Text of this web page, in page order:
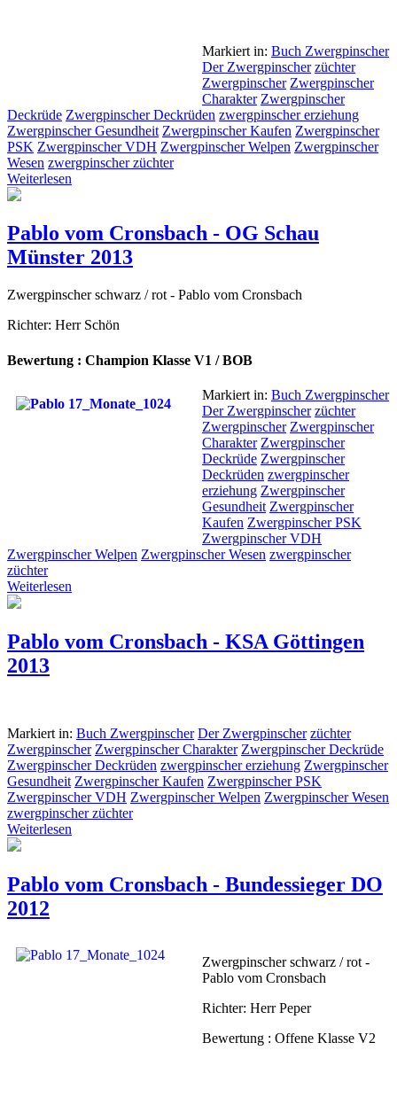
Markiert in: Buch Zwergpinscher
Der Zwergpinscher züchter
Zwergpinscher Zwergpinscher
Charakter Zwergpinscher
Deckrüde Zwergpinscher Deckrüden zwergpinscher erziehung
Zwergpinscher Gesundheit Zwergpinscher Kaufen Zwergpinscher
PSK Zwergpinscher VDH Zwergpinscher Welpen Zwergpinscher
Wesen zwergpinscher züchter
Weiterlesen
Pablo vom Cronsbach - OG Schau
Münster 2013
Zwergpinscher schwarz / rot - Pablo vom Cronsbach
Richter: Herr Schön
Bewertung : Champion Klasse V1 / BOB
Markiert in: Buch Zwergpinscher
Der Zwergpinscher züchter
Zwergpinscher Zwergpinscher
Charakter Zwergpinscher
Deckrüde Zwergpinscher
Deckrüden zwergpinscher
erziehung Zwergpinscher
Gesundheit Zwergpinscher
Kaufen Zwergpinscher PSK
Zwergpinscher VDH
Zwergpinscher Welpen Zwergpinscher Wesen zwergpinscher
züchter
Weiterlesen
Pablo vom Cronsbach - KSA Göttingen
2013
Markiert in: Buch Zwergpinscher Der Zwergpinscher züchter
Zwergpinscher Zwergpinscher Charakter Zwergpinscher Deckrüde
Zwergpinscher Deckrüden zwergpinscher erziehung Zwergpinscher
Gesundheit Zwergpinscher Kaufen Zwergpinscher PSK
Zwergpinscher VDH Zwergpinscher Welpen Zwergpinscher Wesen
zwergpinscher züchter
Weiterlesen
Pablo vom Cronsbach - Bundessieger DO
2012
Zwergpinscher schwarz / rot -
Pablo vom Cronsbach
Richter: Herr Peper
Bewertung : Offene Klasse V2